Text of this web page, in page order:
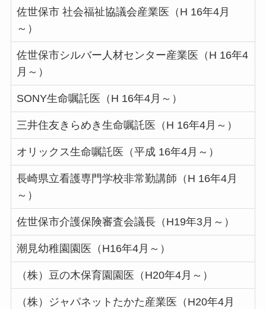
佐世保市 社会福祉協議会産業医（H 16年4月
～）
佐世保市シルバー人材センター産業医（H 16年4
月～）
SONY生命嘱託医（H 16年4月～）
三井住友きらめき生命嘱託医（H 16年4月～）
オリックス生命嘱託医（平成 16年4月～）
長崎県立看護専門学校非常勤講師（H 16年4月
～）
佐世保市介護保険審査会議長（H19年3月～）
潮見幼稚園園医（H16年4月～）
（株）豆の木保育園園医（H20年4月～）
（株）ジャパネットたかた産業医（H20年4月